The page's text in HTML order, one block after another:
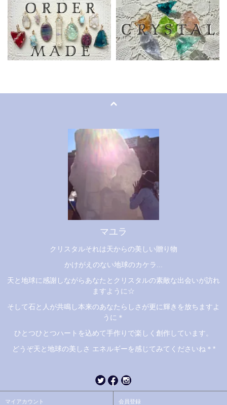
マユラ
クリスタルそれは天からの美しい贈り物
かけがえのない地球のカケラ...
天と地球に感謝しながらあなたとクリスタルの素敵な出会いが訪れ
ますように☆
そして石と人が共鳴し本来のあなたらしさが更に輝きを放ちますよ
うに＊
ひとつひとつハートを込めて手作りで楽しく創作しています。
どうぞ天と地球の美しさ エネルギーを感じてみてくださいね＊*
マイアカウント 会員登録